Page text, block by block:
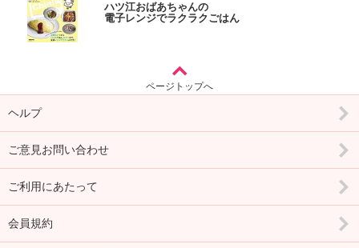
ハツ江おばあちゃんの
電子レンジでラクラクごはん
ページトップへ
ヘルプ
ご意見お問い合わせ
ご利用にあたって
会員規約